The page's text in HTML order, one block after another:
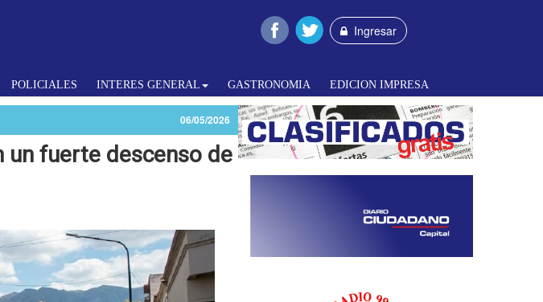
Ingresar
POLICIALES INTERES GENERAL GASTRONOMIA EDICION IMPRESA
06/05/2026
un fuerte descenso de